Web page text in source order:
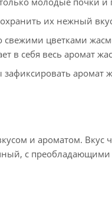
их нежный
цветками
в себя весь аромат
аромат
и ароматом. Вкус
с